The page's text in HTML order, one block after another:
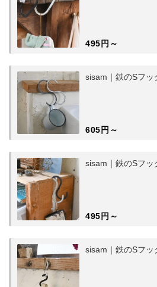
495円～
sisam｜鉄のSフッ
605円～
sisam｜鉄のSフッ
495円～
sisam｜鉄のSフッ